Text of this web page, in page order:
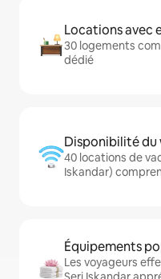
Locations avec
30 logements
dédié
Disponibilité du
40 locations de
Iskandar)
Équipements
Les voyageurs